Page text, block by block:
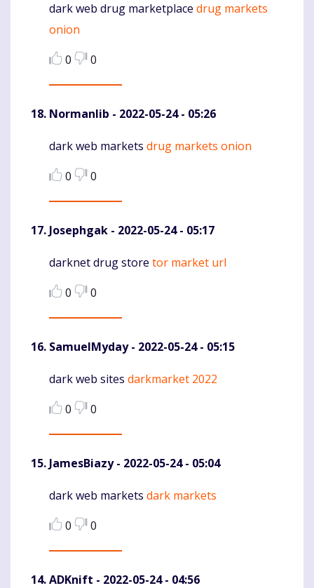
Komentaras
dark web drug marketplace drug markets
onion
0
0
Normanlib - 2022-05-24 - 05:26
Komentaras
dark web markets drug markets onion
0
0
Josephgak - 2022-05-24 - 05:17
Komentaras
darknet drug store tor market url
0
0
SamuelMyday- 2022-05-24 - 05:15
Komentaras
dark web sites darkmarket 2022
0
0
JamesBiazy- 2022-05-24 - 05:04
Komentaras
dark web markets dark markets
0
0
ADKnift - 2022-05-24 - 04:56